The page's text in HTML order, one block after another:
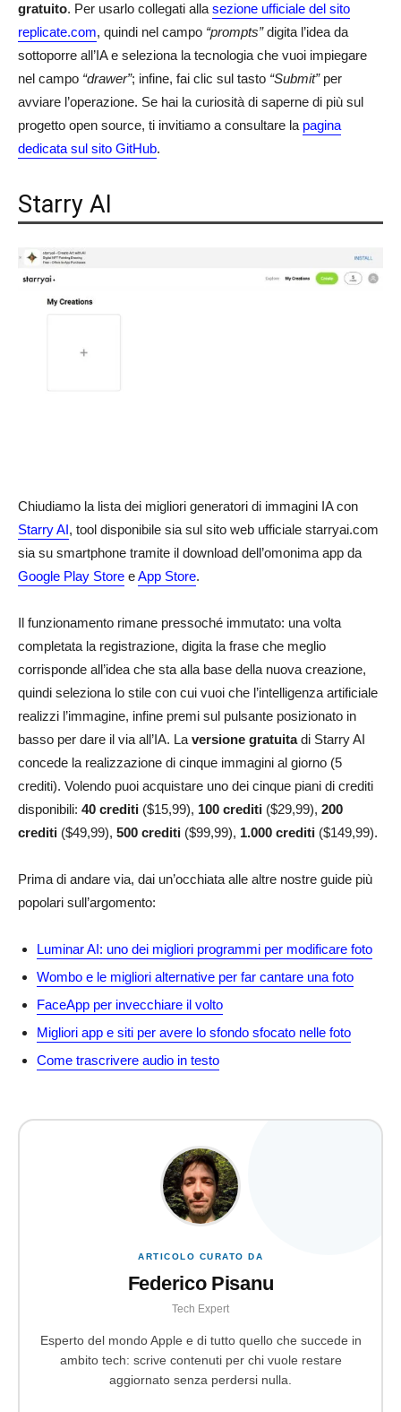
gratuito. Per usarlo collegati alla sezione ufficiale del sito
replicate.com, quindi nel campo “prompts”digita l’idea da
sottoporre all’IA e seleziona la tecnologia che vuoi impiegare
nel campo “drawer”; infine, fai clic sul tasto “Submit”per
avviare l’operazione. Se hai la curiosità di saperne di più sul
progetto open source, ti invitiamo a consultare la pagina
dedicata sul sito GitHub.
Starry AI
Chiudiamo la lista dei migliori generatori di immagini IA con
Starry AI, tool disponibile sia sul sito web ufficiale starryai.com
sia su smartphone tramite il download dell’omonima app da
Google Play Store eApp Store.
Il funzionamento rimane pressoché immutato: una volta
completata la registrazione, digita la frase che meglio
corrisponde all’idea che sta alla base della nuova creazione,
quindi seleziona lo stile con cui vuoi che l’intelligenza artificiale
realizzi l’immagine, infine premi sul pulsante posizionato in
basso per dare il via all’IA. Laversione gratuitadi Starry AI
concede la realizzazione di cinque immagini al giorno (5
crediti). Volendo puoi acquistare uno dei cinque piani di crediti
disponibili: 40 crediti ($15,99), 100 crediti ($29,99), 200
crediti ($49,99), 500 crediti ($99,99), 1.000 crediti ($149,99).
Prima di andare via, dai un’occhiata alle altre nostre guide più
popolari sull’argomento:
Luminar AI: uno dei migliori programmi per modificare foto
Wombo e le migliori alternative per far cantare una foto
FaceApp per invecchiare il volto
Migliori app e siti per avere lo sfondo sfocato nelle foto
Come trascrivere audio in testo
ARTICOLO CURATO DA
Federico Pisanu
Tech Expert
Esperto del mondo Apple e di tutto quello che succede in
ambito tech: scrive contenuti per chi vuole restare
aggiornato senza perdersi nulla.